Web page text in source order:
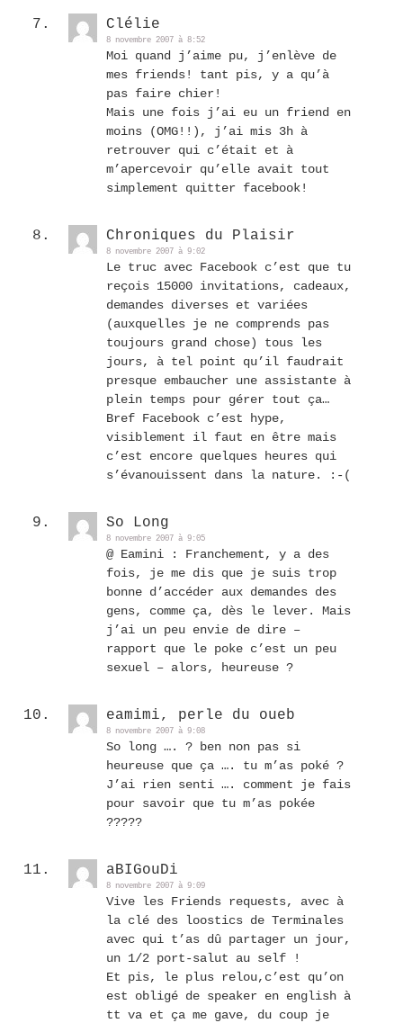
Clélie
8 novembre 2007 à 8:52
Moi quand j’aime pu, j’enlève de
mes friends! tant pis, y a qu’à
pas faire chier!
Mais une fois j’ai eu un friend en
moins (OMG!!), j’ai mis 3h à
retrouver qui c’était et à
m’apercevoir qu’elle avait tout
simplement quitter facebook!
Chroniques du Plaisir
8 novembre 2007 à 9:02
Le truc avec Facebook c’est que tu
reçois 15000 invitations, cadeaux,
demandes diverses et variées
(auxquelles je ne comprends pas
toujours grand chose) tous les
jours, à tel point qu’il faudrait
presque embaucher une assistante à
plein temps pour gérer tout ça…
Bref Facebook c’est hype,
visiblement il faut en être mais
c’est encore quelques heures qui
s’évanouissent dans la nature. :-(
So Long
8 novembre 2007 à 9:05
@ Eamini : Franchement, y a des
fois, je me dis que je suis trop
bonne d’accéder aux demandes des
gens, comme ça, dès le lever. Mais
j’ai un peu envie de dire –
rapport que le poke c’est un peu
sexuel – alors, heureuse ?
eamimi, perle du oueb
8 novembre 2007 à 9:08
So long …. ? ben non pas si
heureuse que ça …. tu m’as poké ?
J’ai rien senti …. comment je fais
pour savoir que tu m’as pokée
?????
aBIGouDi
8 novembre 2007 à 9:09
Vive les Friends requests, avec à
la clé des loostics de Terminales
avec qui t’as dû partager un jour,
un 1/2 port-salut au self !
Et pis, le plus relou,c’est qu’on
est obligé de speaker en english à
tt va et ça me gave, du coup je